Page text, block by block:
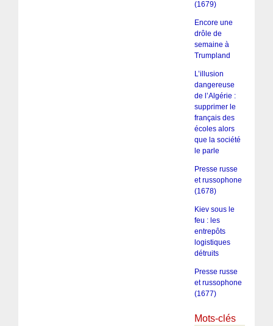
(1679)
Encore une
drôle de
semaine à
Trumpland
L’illusion
dangereuse
de l’Algérie :
supprimer le
français des
écoles alors
que la société
le parle
Presse russe
et russophone
(1678)
Kiev sous le
feu : les
entrepôts
logistiques
détruits
Presse russe
et russophone
(1677)
Mots-clés